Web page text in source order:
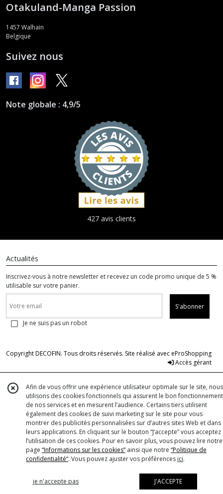
Otakuland-Manga Passion
1457 Walhain
Belgique
Suivez nous
Note globale : 4,9/5
427 avis clients
Actualités
Inscrivez-vous à notre newsletter et recevez un code promo unique de 5 %
utilisable sur votre panier.
S'abonner
Je ne suis pas un robot
Copyright DECOFIN. Tous droits réservés. Site réalisé avec eProShopping
Accès gérant
Afin de vous offrir une expérience utilisateur optimale sur le site, nous
utilisons des cookies fonctionnels qui assurent le bon fonctionnement
de nos services et en mesurent l’audience. Certains tiers utilisent
également des cookies de suivi marketing sur le site pour vous
montrer des publicités personnalisées sur d’autres sites Web et dans
leurs applications. En cliquant sur le bouton “J’accepte” vous acceptez
l’utilisation de ces cookies. Pour en savoir plus, vous pouvez lire notre
page “Informations sur les cookies” ainsi que notre “Politique de
confidentialité“. Vous pouvez ajuster vos préférences ici.
je n'accepte pas J'ACCEPTE